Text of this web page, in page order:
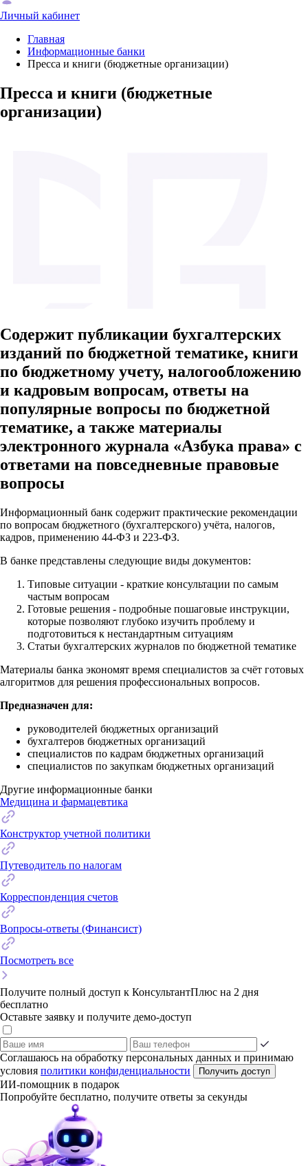
Личный кабинет
Главная
Информационные банки
Пресса и книги (бюджетные организации)
Пресса и книги (бюджетные
организации)
Содержит публикации бухгалтерских
изданий по бюджетной тематике, книги
по бюджетному учету, налогообложению
и кадровым вопросам, ответы на
популярные вопросы по бюджетной
тематике, а также материалы
электронного журнала «Азбука права» с
ответами на повседневные правовые
вопросы
Информационный банк содержит практические рекомендации
по вопросам бюджетного (бухгалтерского) учёта, налогов,
кадров, применению 44-ФЗ и 223-ФЗ.
В банке представлены следующие виды документов:
Типовые ситуации - краткие консультации по самым
частым вопросам
Готовые решения - подробные пошаговые инструкции,
которые позволяют глубоко изучить проблему и
подготовиться к нестандартным ситуациям
Статьи бухгалтерских журналов по бюджетной тематике
Материалы банка экономят время специалистов за счёт готовых
алгоритмов для решения профессиональных вопросов.
Предназначен для:
руководителей бюджетных организаций
бухгалтеров бюджетных организаций
специалистов по кадрам бюджетных организаций
специалистов по закупкам бюджетных организаций
Другие информационные банки
Медицина и фармацевтика
Конструктор учетной политики
Путеводитель по налогам
Корреспонденция счетов
Вопросы-ответы (Финансист)
Посмотреть все
Получите полный доступ к КонсультантПлюс на 2 дня
бесплатно
Оставьте заявку и получите демо-доступ
Соглашаюсь на обработку персональных данных и принимаю
условия политики конфиденциальности Получить доступ
ИИ-помощник в подарок
Попробуйте бесплатно, получите ответы за секунды